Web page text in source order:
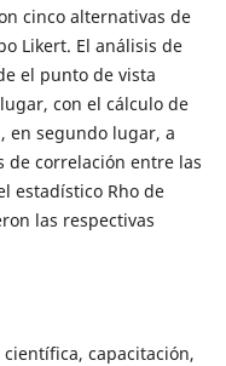
cinco alternativas de
Likert. El análisis de
el punto de vista
con el cálculo de
en segundo lugar, a
de correlación entre las
estadístico Rho de
las respectivas
capacitación,